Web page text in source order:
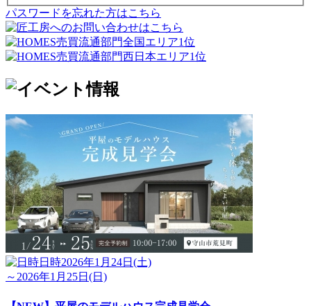
パスワードを忘れた方はこちら
日時2026年1月24日(土)
～2026年1月25日(日)